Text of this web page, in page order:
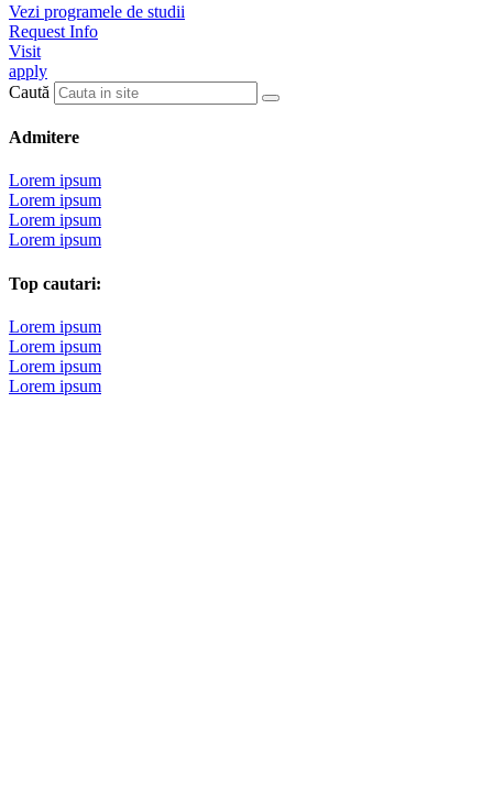
Vezi programele de studii
Request Info
Visit
apply
Caută
Admitere
Lorem ipsum
Lorem ipsum
Lorem ipsum
Lorem ipsum
Top cautari:
Lorem ipsum
Lorem ipsum
Lorem ipsum
Lorem ipsum